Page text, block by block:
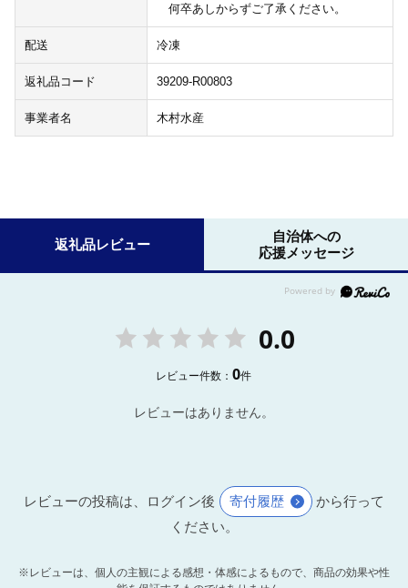
何卒あしからずご了承ください。
配送 冷凍
返礼品コード 39209-R00803
事業者名 木村水産
返礼品レビュー
自治体への
応援メッセージ
0.0
レビュー件数：0件
レビューはありません。
レビューの投稿は、ログイン後 寄付履歴
から行って
ください。
※レビューは、個人の主観による感想・体感によるもので、商品の効果や性